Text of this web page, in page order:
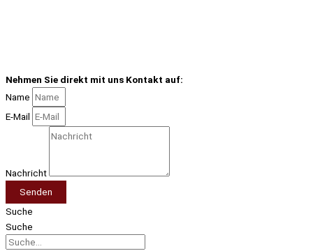
Nehmen Sie direkt mit uns Kontakt auf:
Name
E-Mail
Nachricht
Senden
Suche
Suche